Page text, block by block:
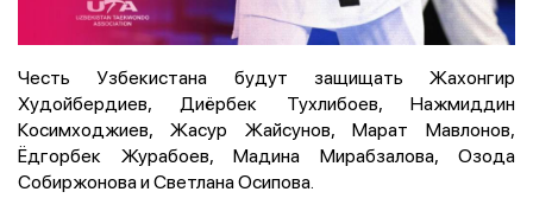
Честь Узбекистана будут защищать Жахонгир
Худойбердиев, Диёрбек Тухлибоев, Нажмиддин
Косимходжиев, Жасур Жайсунов, Марат Мавлонов,
Ёдгорбек Журабоев, Мадина Мирабзалова, Озода
Собиржонова и Светлана Осипова.